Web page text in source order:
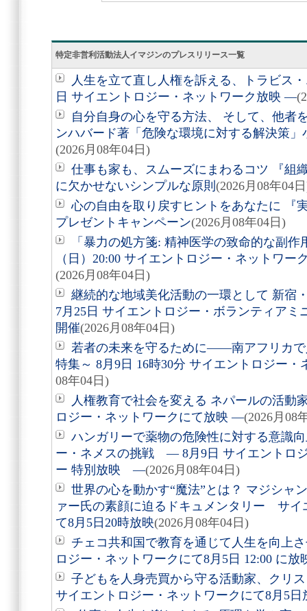
特定非営利活動法人イマジンのプレスリリース一覧
人生を立て直し人権を訴える、トラビス
日 サイエントロジー・ネットワーク放映 ―
自分自身の心を守る方法、 そして、他者
ンハバード著「危険な環境に対する解決策
(2026月08年04日)
仕事も家も、スムーズにまわるコツ 『
に欠かせないシンプルな原則 (2026月08年04
心の自由を取り戻すヒントをあなたに 『
プレゼントキャンペーン(2026月08年04日)
「暴力の処方箋: 精神医学の致命的な副
（日）20:00 サイエントロジー・ネットワー
(2026月08年04日)
継続的な地域美化活動の一環として 新宿
7月25日 サイエントロジー・ボランティアミ
開催(2026月08年04日)
若者の未来を守るために――南アフリカ
特集～ 8月9日 16時30分 サイエントロジー・
08年04日)
人権教育で社会を変える ネパールの活動
ロジー・ネットワークにて放映 ―(2026月08
ハンガリーで薬物の危険性に対する意識
ー・ネメスの挑戦 ― 8月9日 サイエントロ
ー 特別放映 ―(2026月08年04日)
世界の心を動かす“魔法”とは？ マジシャ
ァー氏の素顔に迫るドキュメンタリー サイ
て8月5日20時放映(2026月08年04日)
チェコ共和国で教育を通じて人生を向上
ロジー・ネットワークにて8月5日 12:00 に放
子どもを人身売買から守る活動家、クリ
サイエントロジー・ネットワークにて8月5